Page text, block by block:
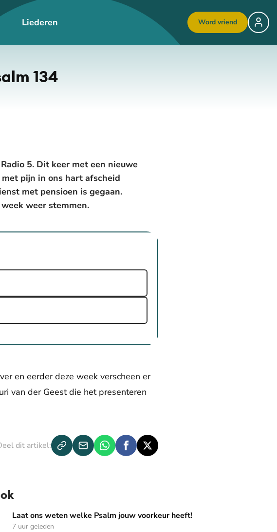
Liederen Word vriend
134
5. Dit keer met een nieuwe
pijn in ons hart afscheid
met pensioen is gegaan.
weer stemmen.
en eerder deze week verscheen er
van der Geest die het presenteren
dit artikel:
welke Psalm jouw voorkeur heeft!
Laat ons weten welke Psalm jouw voorkeur heeft!
7 uur geleden